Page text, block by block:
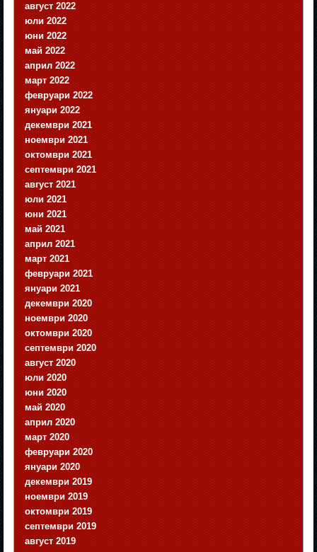
август 2022
юли 2022
юни 2022
май 2022
април 2022
март 2022
февруари 2022
януари 2022
декември 2021
ноември 2021
октомври 2021
септември 2021
август 2021
юли 2021
юни 2021
май 2021
април 2021
март 2021
февруари 2021
януари 2021
декември 2020
ноември 2020
октомври 2020
септември 2020
август 2020
юли 2020
юни 2020
май 2020
април 2020
март 2020
февруари 2020
януари 2020
декември 2019
ноември 2019
октомври 2019
септември 2019
август 2019